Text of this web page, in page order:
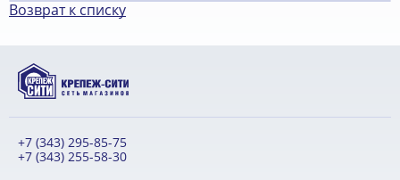
Возврат к списку
+7 (343) 295-85-75
+7 (343) 255-58-30